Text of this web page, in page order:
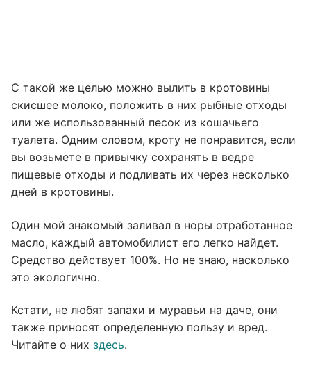
С такой же целью можно вылить в кротовины
скисшее молоко, положить в них рыбные отходы
или же использованный песок из кошачьего
туалета. Одним словом, кроту не понравится, если
вы возьмете в привычку сохранять в ведре
пищевые отходы и подливать их через несколько
дней в кротовины.
Один мой знакомый заливал в норы отработанное
масло, каждый автомобилист его легко найдет.
Средство действует 100%. Но не знаю, насколько
это экологично.
Кстати, не любят запахи и муравьи на даче, они
также приносят определенную пользу и вред.
Читайте о них здесь.